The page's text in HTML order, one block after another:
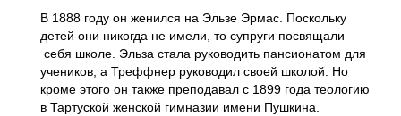
В 1888 году он женился на Эльзе Эрмас. Поскольку
детей они никогда не имели, то супруги посвящали
себя школе. Эльза стала руководить пансионатом для
учеников, а Треффнер руководил своей школой. Но
кроме этого он также преподавал с 1899 года теологию
в Тартуской женской гимназии имени Пушкина.